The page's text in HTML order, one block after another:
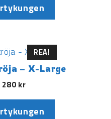
REA!
– X-Large
280 kr